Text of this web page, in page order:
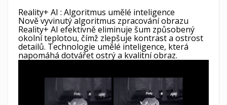
Reality+ AI : Algoritmus umělé inteligence
Nově vyvinutý algoritmus zpracování obrazu
Reality+ AI efektivně eliminuje šum způsobený
okolní teplotou, čímž zlepšuje kontrast a ostrost
detailů. Technologie umělé inteligence, která
napomáhá dotvářet ostrý a kvalitní obraz.